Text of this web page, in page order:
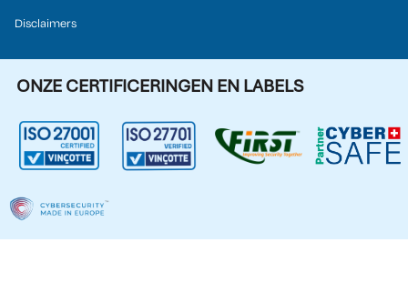
Disclaimers
ONZE CERTIFICERINGEN EN LABELS